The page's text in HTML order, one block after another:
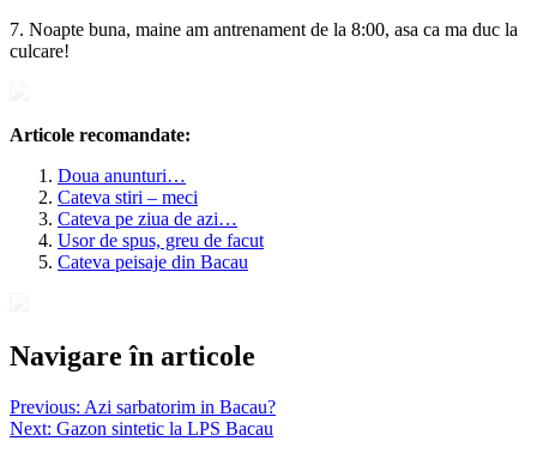
7. Noapte buna, maine am antrenament de la 8:00, asa ca ma duc la
culcare!
Articole recomandate:
Doua anunturi…
Cateva stiri – meci
Cateva pe ziua de azi…
Usor de spus, greu de facut
Cateva peisaje din Bacau
Navigare în articole
Previous: Azi sarbatorim in Bacau?
Next: Gazon sintetic la LPS Bacau